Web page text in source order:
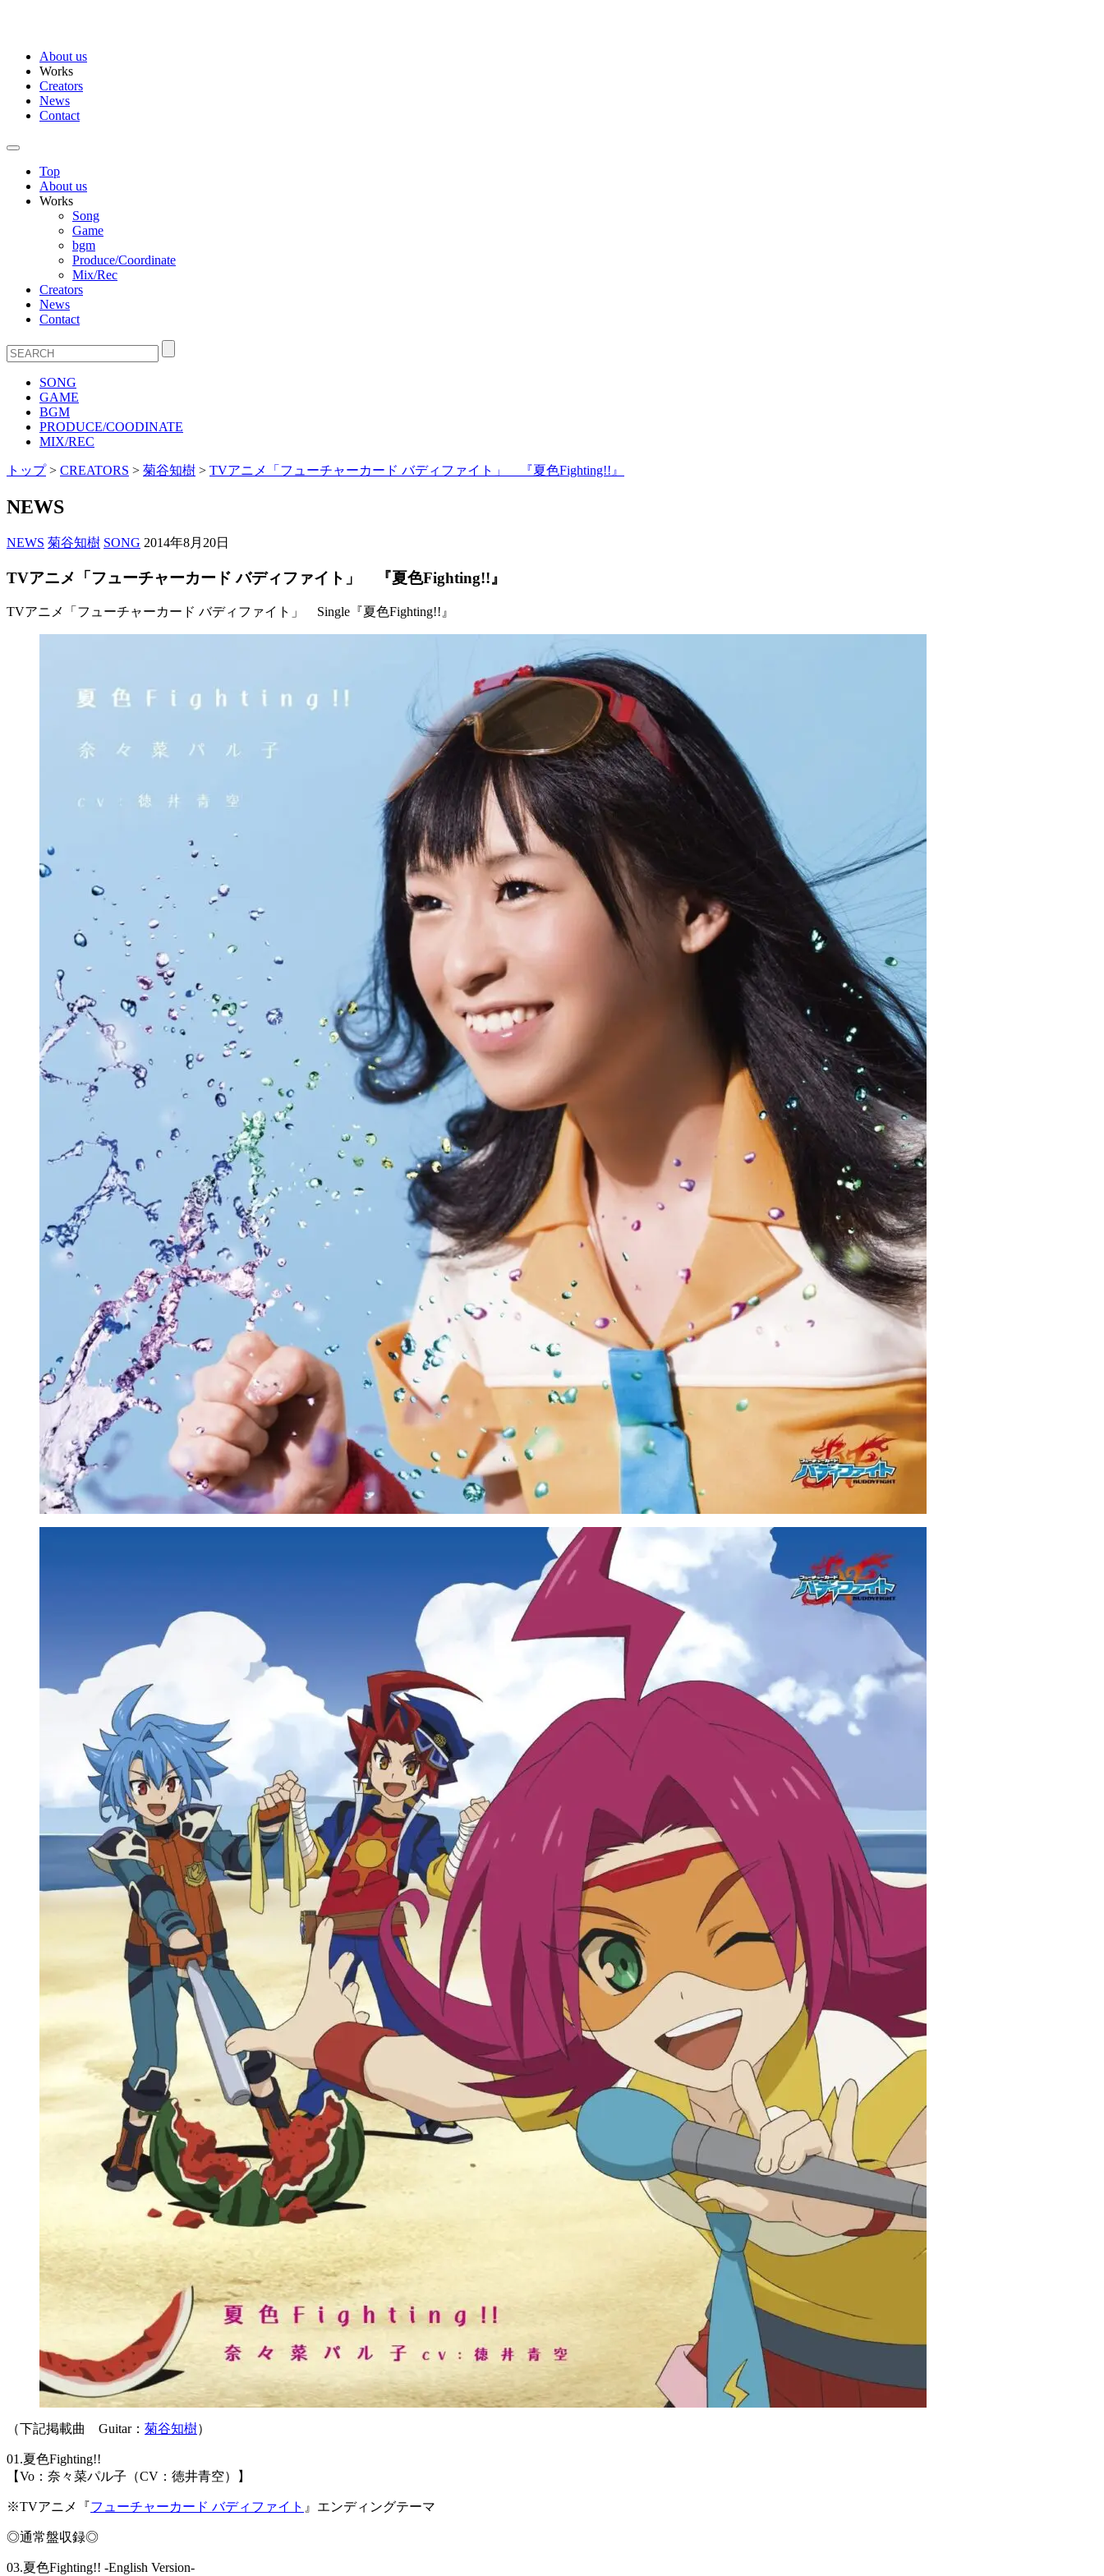
About us
Works
Creators
News
Contact
Top
About us
Works
Song
Game
bgm
Produce/Coordinate
Mix/Rec
Creators
News
Contact
SONG
GAME
BGM
PRODUCE/COODINATE
MIX/REC
トップ> CREATORS > 菊谷知樹 > TVアニメ「フューチャーカード バディファイト」 『夏色Fighting!!』
NEWS
NEWS 菊谷知樹 SONG 2014年8月20日
TVアニメ「フューチャーカード バディファイト」 『夏色Fighting!!』
TVアニメ「フューチャーカード バディファイト」 Single『夏色Fighting!!』
（下記掲載曲 Guitar： 菊谷知樹）
01.夏色Fighting!!
【Vo：奈々菜パル子（CV：徳井青空）】
※TVアニメ『フューチャーカード バディファイト 』エンディングテーマ
◎通常盤収録◎
03.夏色Fighting!! -English Version-